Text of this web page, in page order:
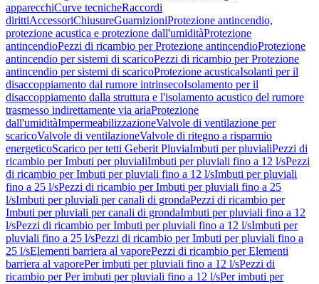
apparecchiCurve tecnicheRaccordi
dirittiAccessoriChiusureGuarnizioniProtezione antincendio,
protezione acustica e protezione dall'umiditàProtezione
antincendioPezzi di ricambio per Protezione antincendioProtezione
antincendio per sistemi di scaricoPezzi di ricambio per Protezione
antincendio per sistemi di scaricoProtezione acusticaIsolanti per il
disaccoppiamento dal rumore intrinsecoIsolamento per il
disaccoppiamento dalla struttura e l'isolamento acustico del rumore
trasmesso indirettamente via ariaProtezione
dall'umiditàImpermeabilizzazioneValvole di ventilazione per
scaricoValvole di ventilazioneValvole di ritegno a risparmio
energeticoScarico per tetti Geberit PluviaImbuti per pluvialiPezzi di
ricambio per Imbuti per pluvialiImbuti per pluviali fino a 12 l/sPezzi
di ricambio per Imbuti per pluviali fino a 12 l/sImbuti per pluviali
fino a 25 l/sPezzi di ricambio per Imbuti per pluviali fino a 25
l/sImbuti per pluviali per canali di grondaPezzi di ricambio per
Imbuti per pluviali per canali di grondaImbuti per pluviali fino a 12
l/sPezzi di ricambio per Imbuti per pluviali fino a 12 l/sImbuti per
pluviali fino a 25 l/sPezzi di ricambio per Imbuti per pluviali fino a
25 l/sElementi barriera al vaporePezzi di ricambio per Elementi
barriera al vaporePer imbuti per pluviali fino a 12 l/sPezzi di
ricambio per Per imbuti per pluviali fino a 12 l/sPer imbuti per